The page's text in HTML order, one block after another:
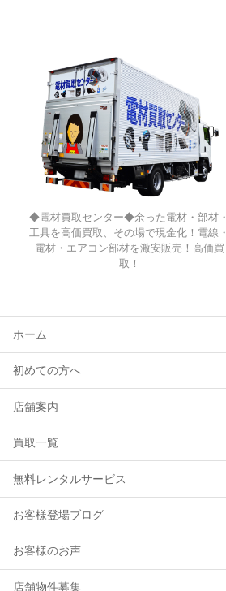
◆電材買取センター◆余った電材・部材・
工具を高価買取、その場で現金化！電線・
電材・エアコン部材を激安販売！高価買
取！
ホーム
初めての方へ
店舗案内
買取一覧
無料レンタルサービス
お客様登場ブログ
お客様のお声
店舗物件募集